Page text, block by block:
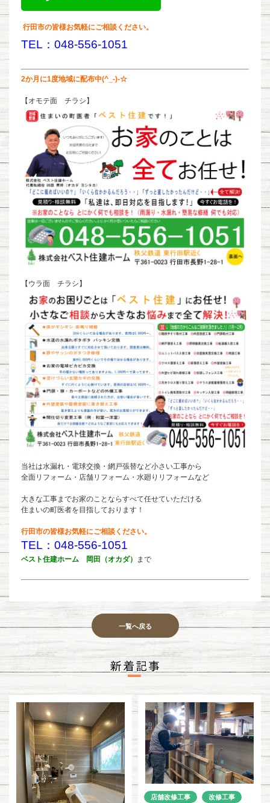
行田市の皆様お気軽にご相談ください。
TEL：048-556-1051
2か月に1度地域に配布中(^_-)-☆
【オモテ面 チラシ】
【ウラ面 チラシ】
当社は水漏れ・電球交換・網戸張替など小さい工事から
全面リフォーム・店舗リフォーム・水廻りリフォームなど
大きな工事までお家のことならすべて任せていただける
住まいの町医者を目指しております！
行田市の皆様お気軽にご相談ください。
TEL：048-556-1051
ベスト住建ホーム 岡田（オカダ） まで
一覧へ戻る
店舗改修工事 改修工事